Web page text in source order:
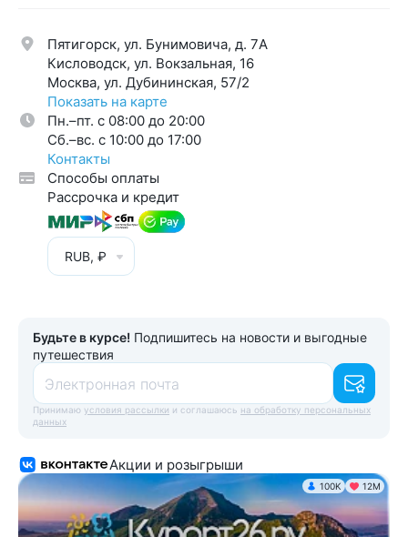
Пятигорск, ул. Бунимовича, д. 7A
Кисловодск, ул. Вокзальная, 16
Москва, ул. Дубининская, 57/2
Показать на карте
Пн.–пт. с 08:00 до 20:00
Cб.–вс. с 10:00 до 17:00
Контакты
Способы оплаты
Рассрочка и кредит
RUB, ₽
Будьте в курсе! Подпишитесь на новости и выгодные
путешествия
Электронная почта
Принимаю условия рассылки и соглашаюсь на обработку персональных
данных
Акции и розыгрыши
100K 12М